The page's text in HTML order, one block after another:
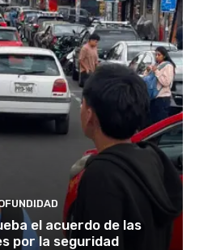
el acuerdo de las
por la seguridad